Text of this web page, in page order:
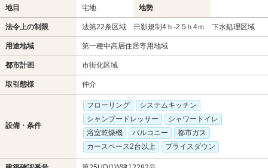
地目 宅地 地勢
法令上の制限 法第22条区域 日影規制4ｈ-2.5ｈ4ｍ 下水処理区域
用途地域 第一種中高層住居専用地域
都市計画 市街化区域
取引態様 仲介
設備・条件
フローリング
システムキッチン
シャンプードレッサー
シャワートイレ
浴室乾燥機
バルコニー
都市ガス
カースペース2台以上
プライスダウン